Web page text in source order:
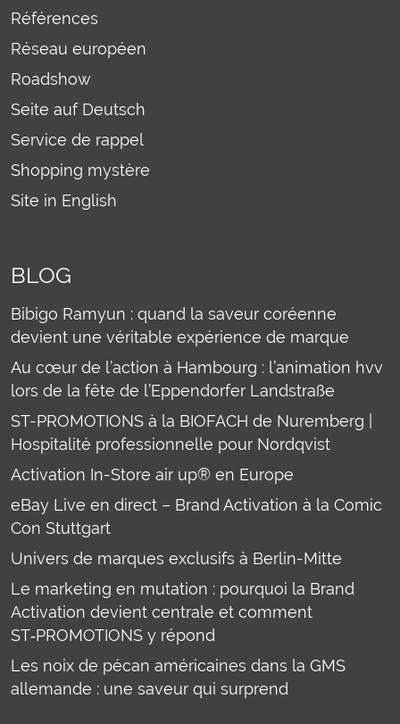
Références
Réseau européen
Roadshow
Seite auf Deutsch
Service de rappel
Shopping mystère
Site in English
BLOG
Bibigo Ramyun : quand la saveur coréenne
devient une véritable expérience de marque
Au cœur de l’action à Hambourg : l’animation hvv
lors de la fête de l’Eppendorfer Landstraße
ST-PROMOTIONS à la BIOFACH de Nuremberg |
Hospitalité professionnelle pour Nordqvist
Activation In-Store air up® en Europe
eBay Live en direct – Brand Activation à la Comic
Con Stuttgart
Univers de marques exclusifs à Berlin-Mitte
Le marketing en mutation : pourquoi la Brand
Activation devient centrale et comment
ST‑PROMOTIONS y répond
Les noix de pécan américaines dans la GMS
allemande : une saveur qui surprend